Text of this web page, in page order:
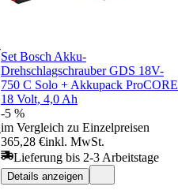
Set Bosch Akku-
Drehschlagschrauber GDS 18V-
750 C Solo + Akkupack ProCORE
18 Volt, 4,0 Ah
-5 %
im Vergleich zu Einzelpreisen
365,28 €inkl. MwSt.
Lieferung bis 2-3 Arbeitstage
Details anzeigen